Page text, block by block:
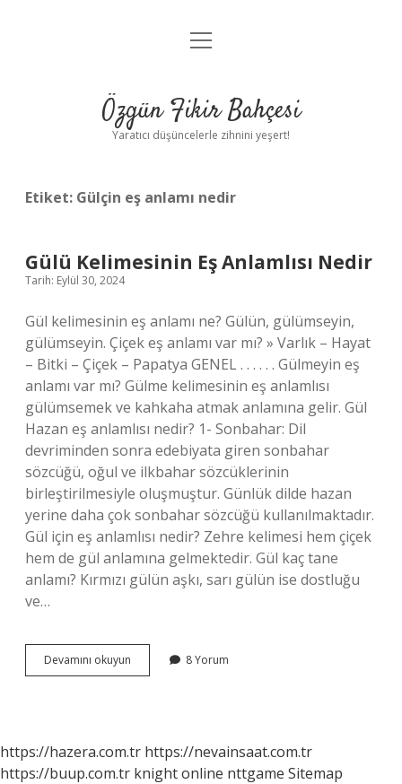
Anasayfa
Yasal Uyarı
menüyü
Özgün Fikir Bahçesi
Yaratıcı düşüncelerle zihnini yeşert!
Etiket: Gülçin eş anlamı nedir
Gülü Kelimesinin Eş Anlamlısı Nedir
Tarih: Eylül 30, 2024
Gül kelimesinin eş anlamı ne? Gülün, gülümseyin,
gülümseyin. Çiçek eş anlamı var mı? » Varlık – Hayat
– Bitki – Çiçek – Papatya GENEL . . . . . . Gülmeyin eş
anlamı var mı? Gülme kelimesinin eş anlamlısı
gülümsemek ve kahkaha atmak anlamına gelir. Gül
Hazan eş anlamlısı nedir? 1- Sonbahar: Dil
devriminden sonra edebiyata giren sonbahar
sözcüğü, oğul ve ilkbahar sözcüklerinin
birleştirilmesiyle oluşmuştur. Günlük dilde hazan
yerine daha çok sonbahar sözcüğü kullanılmaktadır.
Gül için eş anlamlısı nedir? Zehre kelimesi hem çiçek
hem de gül anlamına gelmektedir. Gül kaç tane
anlamı? Kırmızı gülün aşkı, sarı gülün ise dostluğu
ve…
Devamını okuyun
Kelimesinin
8 Yorum
https://hazera.com.tr https://nevainsaat.com.tr
https://buup.com.tr knight online nttgame Sitemap